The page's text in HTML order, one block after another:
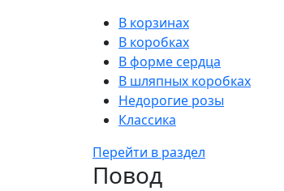
В корзинах
В коробках
В форме сердца
В шляпных коробках
Недорогие розы
Классика
Перейти в раздел
Повод